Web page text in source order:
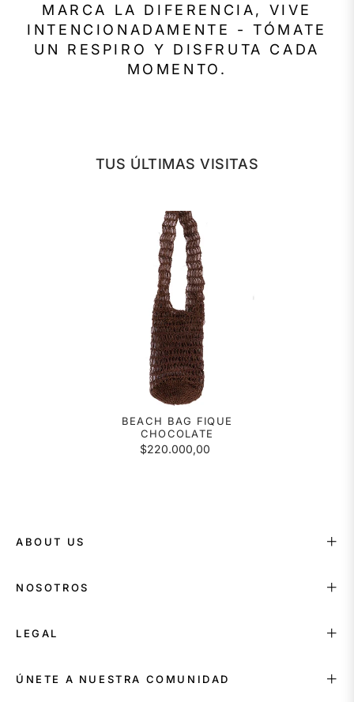
MARCA LA DIFERENCIA, VIVE
INTENCIONADAMENTE - TÓMATE
UN RESPIRO Y DISFRUTA CADA
MOMENTO.
TUS ÚLTIMAS VISITAS
BEACH BAG FIQUE
CHOCOLATE
$220.000,00
ABOUT US
NOSOTROS
LEGAL
ÚNETE A NUESTRA COMUNIDAD